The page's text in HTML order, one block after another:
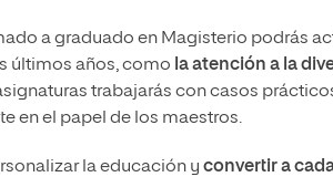
a graduado en Magisterio podrás
últimos años, como la atención a la
trabajarás con casos
en el papel de los maestros.
la educación y convertir a